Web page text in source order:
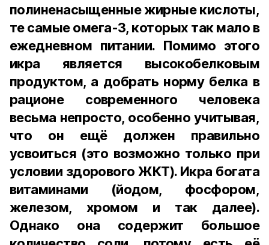
полиненасыщенные жирные кислоты,
те самые омега-3, которых так мало в
ежедневном питании. Помимо этого
икра является высокобелковым
продуктом, а добрать норму белка в
рационе современного человека
весьма непросто, особенно учитывая,
что он ещё должен правильно
усвоиться (это возможно только при
условии здорового ЖКТ). Икра богата
витаминами (йодом, фосфором,
железом, хромом и так далее).
Однако она содержит большое